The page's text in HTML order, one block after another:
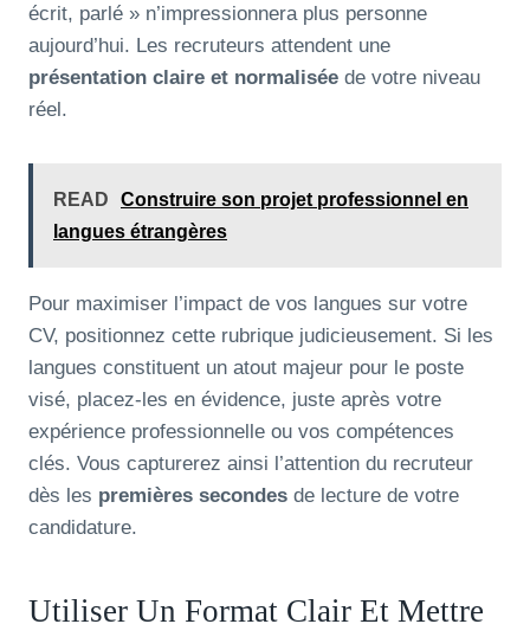
écrit, parlé » n’impressionnera plus personne
aujourd’hui. Les recruteurs attendent une
présentation claire et normalisée de votre niveau
réel.
READ
Construire son projet professionnel en
langues étrangères
Pour maximiser l’impact de vos langues sur votre
CV, positionnez cette rubrique judicieusement. Si les
langues constituent un atout majeur pour le poste
visé, placez-les en évidence, juste après votre
expérience professionnelle ou vos compétences
clés. Vous capturerez ainsi l’attention du recruteur
dès les premières secondes de lecture de votre
candidature.
Utiliser Un Format Clair Et Mettre